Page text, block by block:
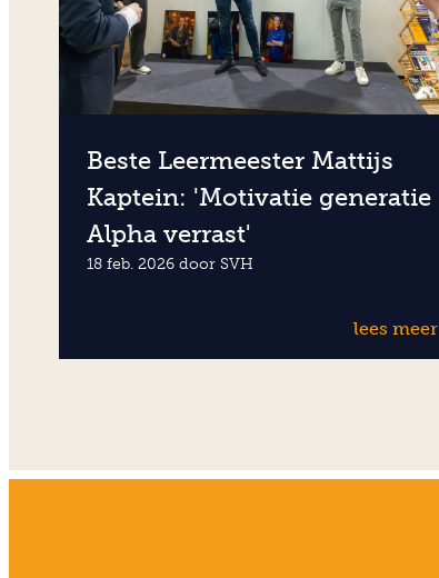
Beste Leermeester Mattijs
Kaptein: 'Motivatie generatie
Alpha verrast'
18 feb. 2026 door SVH
lees meer